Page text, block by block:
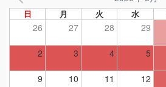
日 月 火 水
26 27 28 29
2 3 4 5
9 10 11 12